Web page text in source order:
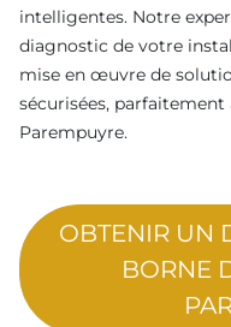
intelligentes. Notre
diagnostic de votre
mise en œuvre de
sécurisées,
Parempuyre.
OBTENIR UN
BORNE